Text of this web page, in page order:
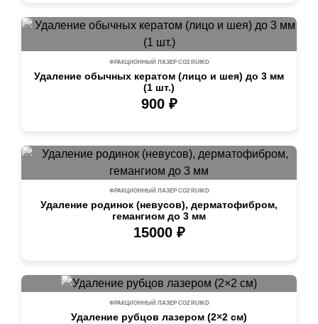
ФРАКЦИОННЫЙ ЛАЗЕР СО2 RUIKD
Удаление обычных кератом (лицо и шея) до 3 мм
(1 шт.)
900 ₽
ФРАКЦИОННЫЙ ЛАЗЕР СО2 RUIKD
Удаление родинок (невусов), дерматофибром,
гемангиом до 3 мм
15000 ₽
ФРАКЦИОННЫЙ ЛАЗЕР СО2 RUIKD
Удаление рубцов лазером (2×2 см)